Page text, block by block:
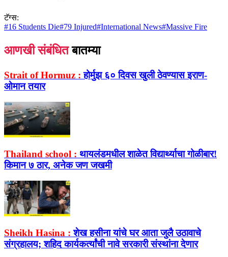
टॅग्स:
#16 Students Die#79 Injured#International News#Massive Fire
आणखी संबंधित बातम्या
Strait of Hormuz : होर्मुझ ६० दिवस खुली ठेवण्यास इराण-
ओमान तयार
Thailand school : थायलंडमधील शाळेत विद्यार्थ्याचा गोळीबार!
किमान ७ ठार, अनेक जण जखमी
Sheikh Hasina : शेख हसीना यांचे घर आता जुलै उठावाचे
संग्रहालय; शहिद कार्यकर्त्यांची नावे सरकारी संस्थांना देणार